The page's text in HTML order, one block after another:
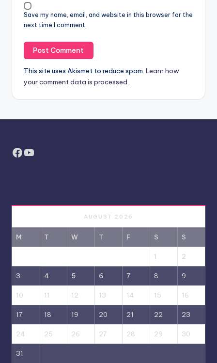
Save my name, email, and website in this browser for the
next time I comment.
This site uses Akismet to reduce spam. Learn how
your comment data is processed.
Facebook
YouTube
AUGUST 2026
M T W T F S S
1 2
3 4 5 6 7 8 9
10 11 12 13 14 15 16
17 18 19 20 21 22 23
24 25 26 27 28 29 30
31